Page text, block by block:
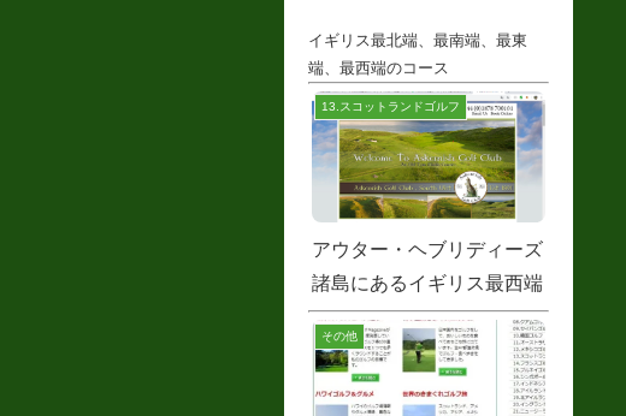
イギリス最北端、最南端、最東
端、最西端のコース
13.スコットランドゴルフ
アウター・ヘブリディーズ
諸島にあるイギリス最西端
の蒸留所とゴルフコース
その他